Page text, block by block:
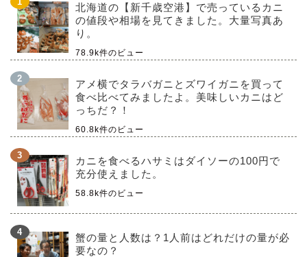
北海道の【新千歳空港】で売っているカニ
の値段や相場を見てきました。大量写真あ
り。
78.9k件のビュー
アメ横でタラバガニとズワイガニを買って
食べ比べてみましたよ。美味しいカニはど
っちだ？！
60.8k件のビュー
カニを食べるハサミはダイソーの100円で
充分使えました。
58.8k件のビュー
蟹の量と人数は？1人前はどれだけの量が必
要なの？